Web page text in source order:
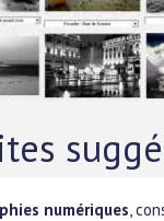
numériques,